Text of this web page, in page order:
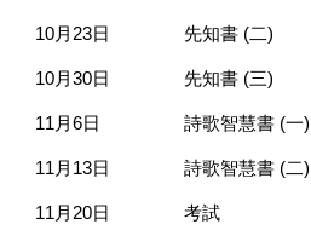
10月23日 先知書 (二)
10月30日 先知書 (三)
11月6日 詩歌智慧書 (一)
11月13日 詩歌智慧書 (二)
11月20日 考試